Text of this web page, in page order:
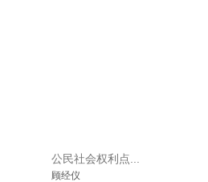
公民社会权利点...
顾经仪